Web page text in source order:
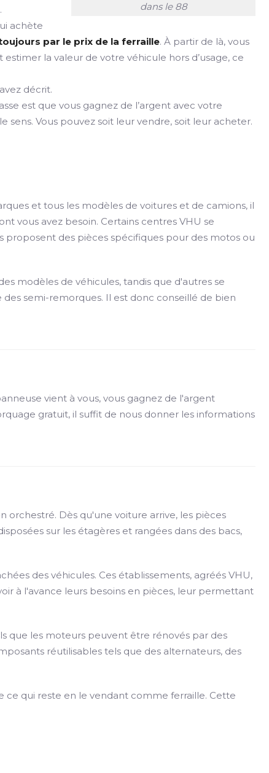
dans le 88
achète
par le prix de la ferraille. À partir de là, vous
la valeur de votre véhicule hors d’usage, ce
décrit.
est que vous gagnez de l’argent avec votre
Vous pouvez soit leur vendre, soit leur acheter.
et tous les modèles de voitures et de camions, il
vous avez besoin. Certains centres VHU se
proposent des pièces spécifiques pour des motos ou
modèles de véhicules, tandis que d'autres se
semi-remorques. Il est donc conseillé de bien
vient à vous, vous gagnez de l'argent
gratuit, il suffit de nous donner les informations
orchestré. Dès qu'une voiture arrive, les pièces
sur les étagères et rangées dans des bacs,
des véhicules. Ces établissements, agréés VHU,
à l'avance leurs besoins en pièces, leur permettant
que les moteurs peuvent être rénovés par des
réutilisables tels que des alternateurs, des
ce qui reste en le vendant comme ferraille. Cette